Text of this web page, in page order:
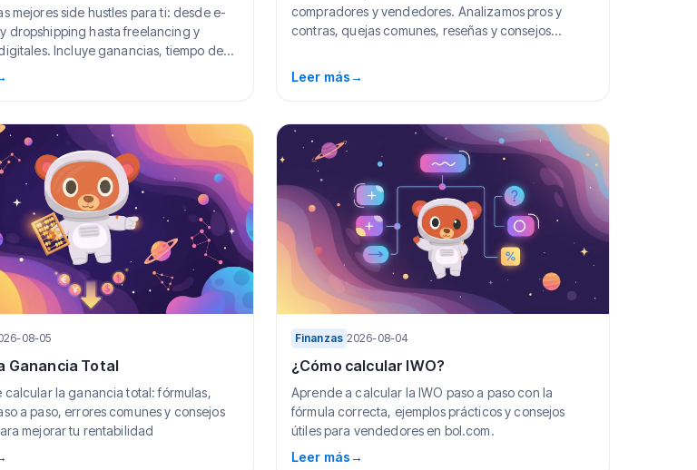
mejores side hustles para ti: desde e-
dropshipping hasta freelancing y
Incluye ganancias, tiempo de
compradores y vendedores. Analizamos pros y
contras, quejas comunes, reseñas y consejos
Leer más→
08-05
Ganancia Total
calcular la ganancia total: fórmulas,
a paso, errores comunes y consejos
mejorar tu rentabilidad
Finanzas 2026-08-04
¿Cómo calcular IWO?
Aprende a calcular la IWO paso a paso con la
fórmula correcta, ejemplos prácticos y consejos
útiles para vendedores en bol.com.
Leer más→